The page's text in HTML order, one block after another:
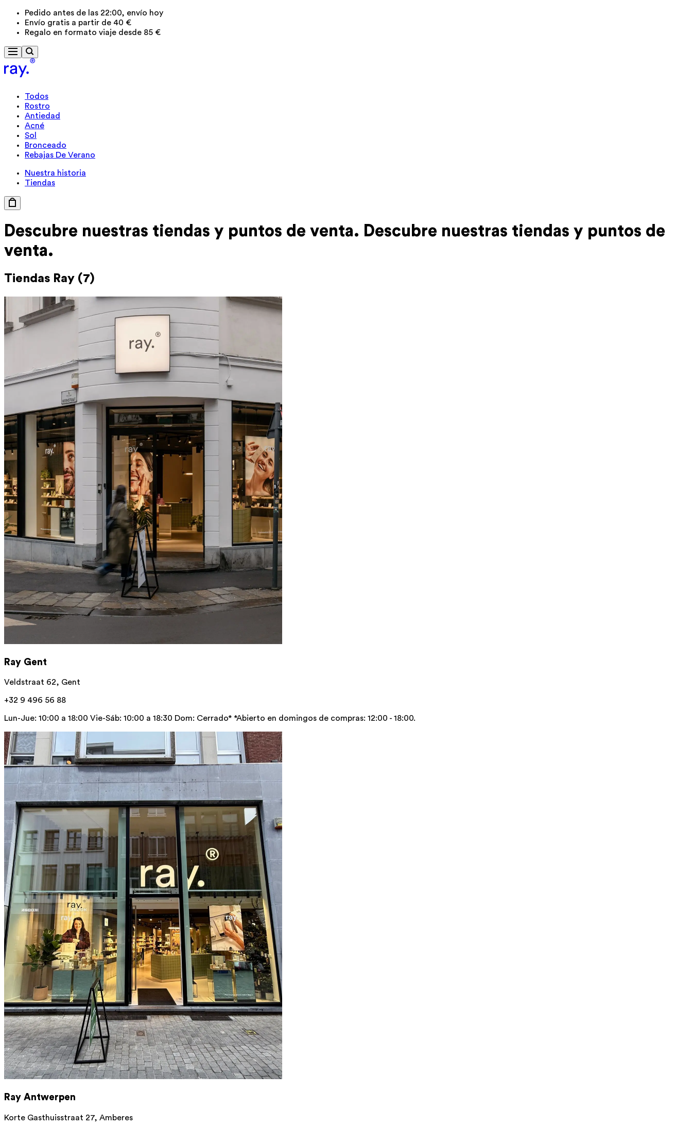
Pedido antes de las 22:00, envío hoy
Envío gratis a partir de 40 €
Regalo en formato viaje desde 85 €
Todos
Rostro
Antiedad
Acné
Sol
Bronceado
Rebajas De Verano
Nuestra historia
Tiendas
Descubre nuestras tiendas y puntos de venta. Descubre nuestras tiendas y puntos de
venta.
Tiendas Ray (7)
Ray Gent
Veldstraat 62, Gent
+32 9 496 56 88
Lun-Jue: 10:00 a 18:00 Vie-Sáb: 10:00 a 18:30 Dom: Cerrado* *Abierto en domingos de compras: 12:00 - 18:00.
Ray Antwerpen
Korte Gasthuisstraat 27, Amberes